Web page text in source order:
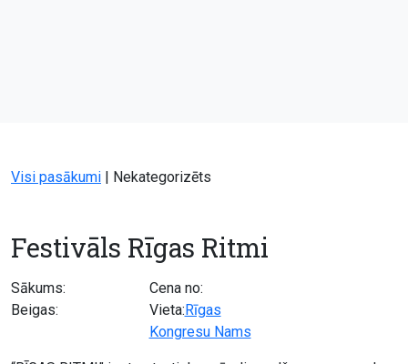
Visi pasākumi | Nekategorizēts
Festivāls Rīgas Ritmi
Sākums:
Beigas:
Cena no:
Vieta:Rīgas
Kongresu Nams